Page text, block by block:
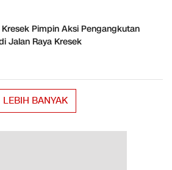
Pimpin Aksi Pengangkutan
Jalan Raya Kresek
LEBIH BANYAK